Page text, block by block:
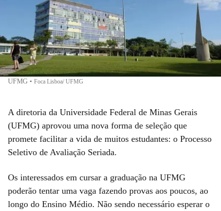
UFMG • Foca Lisboa/ UFMG
A diretoria da Universidade Federal de Minas Gerais
(UFMG) aprovou uma nova forma de seleção que
promete facilitar a vida de muitos estudantes: o Processo
Seletivo de Avaliação Seriada.
Os interessados em cursar a graduação na UFMG
poderão tentar uma vaga fazendo provas aos poucos, ao
longo do Ensino Médio. Não sendo necessário esperar o